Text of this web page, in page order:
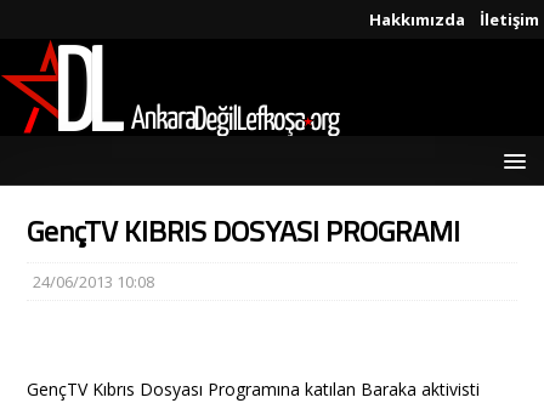
Hakkımızda İletişim
GençTV KIBRIS DOSYASI PROGRAMI
24/06/2013 10:08
GençTV Kıbrıs Dosyası Programına katılan Baraka aktivisti